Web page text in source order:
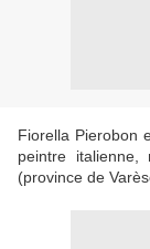
Fiorella Pierobon
peintre
(province de